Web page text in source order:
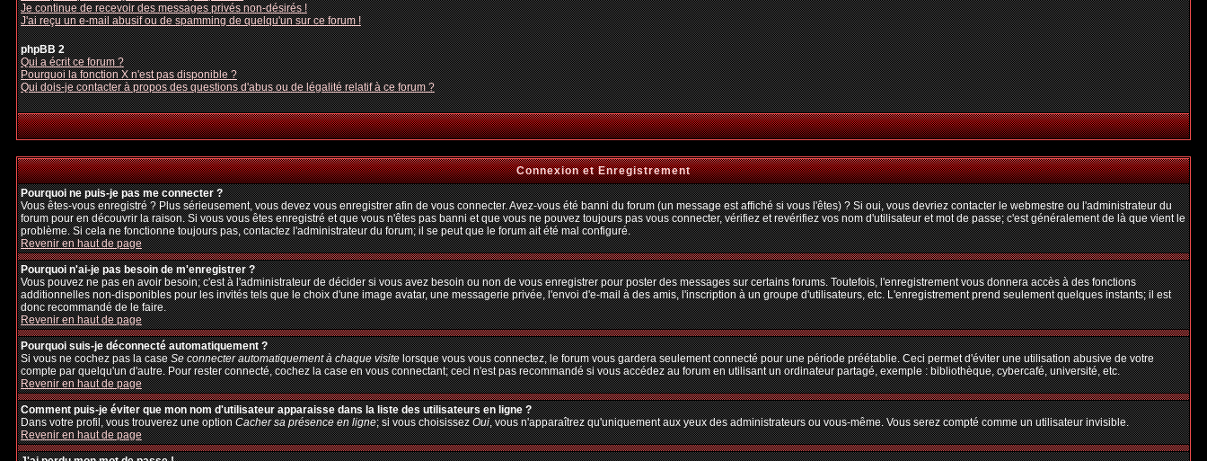
Je continue de recevoir des messages privés non-désirés !
J'ai reçu un e-mail abusif ou de spamming de quelqu'un sur ce forum !
phpBB 2
Qui a écrit ce forum ?
Pourquoi la fonction X n'est pas disponible ?
Qui dois-je contacter à propos des questions d'abus ou de légalité relatif à ce forum ?
Connexion et Enregistrement
Pourquoi ne puis-je pas me connecter ?
Vous êtes-vous enregistré ? Plus sérieusement, vous devez vous enregistrer afin de vous connecter. Avez-vous été banni du forum (un message est affiché si vous l'êtes) ? Si oui, vous devriez contacter le webmestre ou l'administrateur du
forum pour en découvrir la raison. Si vous vous êtes enregistré et que vous n'êtes pas banni et que vous ne pouvez toujours pas vous connecter, vérifiez et revérifiez vos nom d'utilisateur et mot de passe; c'est généralement de là que vient le
problème. Si cela ne fonctionne toujours pas, contactez l'administrateur du forum; il se peut que le forum ait été mal configuré.
Revenir en haut de page
Pourquoi n'ai-je pas besoin de m'enregistrer ?
Vous pouvez ne pas en avoir besoin; c'est à l'administrateur de décider si vous avez besoin ou non de vous enregistrer pour poster des messages sur certains forums. Toutefois, l'enregistrement vous donnera accès à des fonctions
additionnelles non-disponibles pour les invités tels que le choix d'une image avatar, une messagerie privée, l'envoi d'e-mail à des amis, l'inscription à un groupe d'utilisateurs, etc. L'enregistrement prend seulement quelques instants; il est
donc recommandé de le faire.
Revenir en haut de page
Pourquoi suis-je déconnecté automatiquement ?
Si vous ne cochez pas la caseSe connecter automatiquement à chaque visitelorsque vous vous connectez, le forum vous gardera seulement connecté pour une période préétablie. Ceci permet d'éviter une utilisation abusive de votre
compte par quelqu'un d'autre. Pour rester connecté, cochez la case en vous connectant; ceci n'est pas recommandé si vous accédez au forum en utilisant un ordinateur partagé, exemple : bibliothèque, cybercafé, université, etc.
Revenir en haut de page
Comment puis-je éviter que mon nom d'utilisateur apparaisse dans la liste des utilisateurs en ligne ?
Dans votre profil, vous trouverez une optionCacher sa présence en ligne; si vous choisissezOui, vous n'apparaîtrez qu'uniquement aux yeux des administrateurs ou vous-même. Vous serez compté comme un utilisateur invisible.
Revenir en haut de page